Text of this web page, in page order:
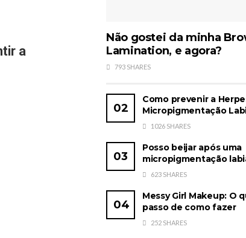
a
Não gostei da minha
Lamination, e agora?
793 SHARES
Como prevenir a
Micropigmentação
1026 SHARES
Posso beijar após uma
micropigmentação
623 SHARES
Messy Girl Makeup: O
passo de como fazer
252 SHARES